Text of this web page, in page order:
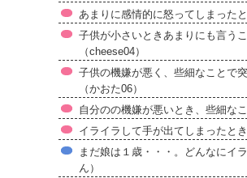
あまりに感情的に怒ってしまった
子供が小さいときあまりにも言う
（cheese04）
子供の機嫌が悪く、些細なことで
（かおた06）
自分のの機嫌が悪いとき、些細な
イライラして手が出てしまったと
まだ娘は１歳・・・。どんなにイ
ん）